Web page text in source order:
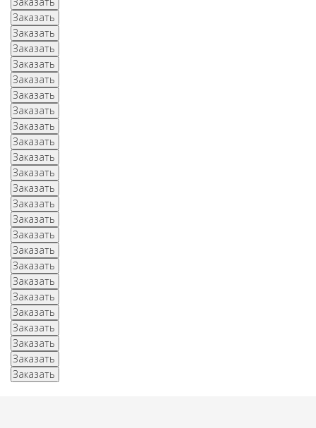
Заказать
Заказать
Заказать
Заказать
Заказать
Заказать
Заказать
Заказать
Заказать
Заказать
Заказать
Заказать
Заказать
Заказать
Заказать
Заказать
Заказать
Заказать
Заказать
Заказать
Заказать
Заказать
Заказать
Заказать